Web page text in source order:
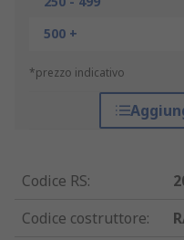
500 +
*prezzo indicativo
Codice RS:
Codice costruttore: